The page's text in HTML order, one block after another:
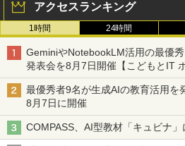
アクセスランキング
1時間 24時間
GeminiやNotebookLM活用の最優
発表会を8月7日開催【こどもとIT
最優秀者9名が生成AIの教育活用を
8月7日に開催
COMPASS、AI型教材「キュビナ